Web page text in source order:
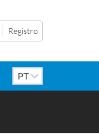
Registro